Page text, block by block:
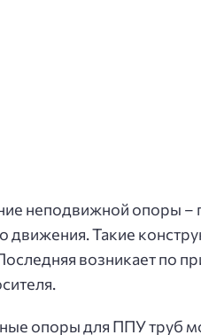
неподвижной опоры –
Такие
возникает по
опоры для ППУ труб